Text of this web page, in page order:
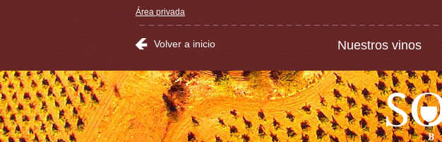
Área privada
Volver a inicio Nuestros vinos